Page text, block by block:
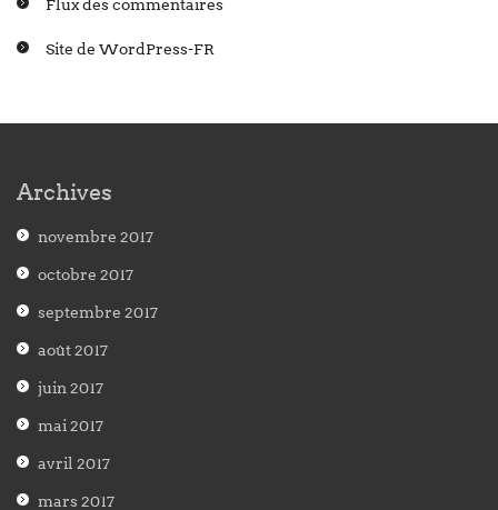
Flux des commentaires
Site de WordPress-FR
Archives
novembre 2017
octobre 2017
septembre 2017
août 2017
juin 2017
mai 2017
avril 2017
mars 2017